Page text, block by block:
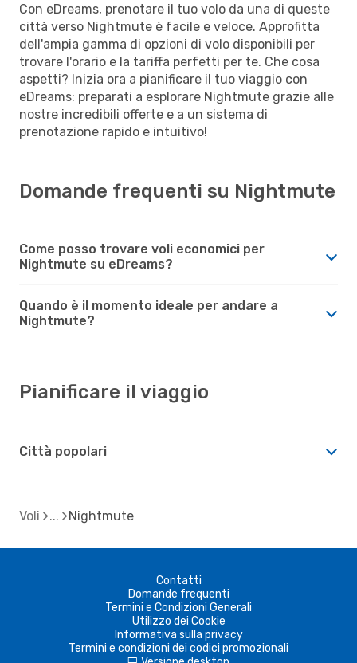
Con eDreams, prenotare il tuo volo da una di queste
città verso Nightmute è facile e veloce. Approfitta
dell'ampia gamma di opzioni di volo disponibili per
trovare l'orario e la tariffa perfetti per te. Che cosa
aspetti? Inizia ora a pianificare il tuo viaggio con
eDreams: preparati a esplorare Nightmute grazie alle
nostre incredibili offerte e a un sistema di
prenotazione rapido e intuitivo!
Domande frequenti su Nightmute
Come posso trovare voli economici per
Nightmute su eDreams?
Quando è il momento ideale per andare a
Nightmute?
Pianificare il viaggio
Città popolari
Voli Nightmute
Contatti
Domande frequenti
Termini e Condizioni Generali
Utilizzo dei Cookie
Informativa sulla privacy
Termini e condizioni dei codici promozionali